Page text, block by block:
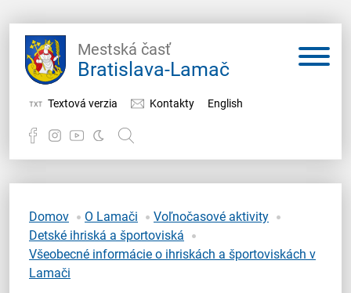
Mestská časť
Bratislava-Lamač
Textová verzia Kontakty English
Samospráva
Miestny úrad
O Lamači
Domov O Lamači
Voľnočasové aktivity
Detské ihriská a športoviská
Všeobecné informácie o ihriskách a športoviskách v
Lamači